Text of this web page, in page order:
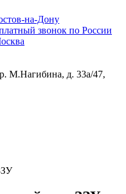
на-Дону
звонок по России
М.Нагибина, д. 33а/47,